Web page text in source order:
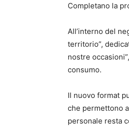
Completano la
All’interno del
territorio”,
nostre
consumo.
Il nuovo format
che permettono
personale resta